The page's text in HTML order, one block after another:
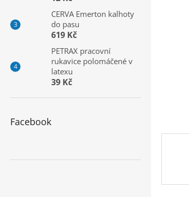
CERVA Emerton kalhoty
do pasu
619 Kč
PETRAX pracovní
rukavice polomáčené v
latexu
39 Kč
Facebook